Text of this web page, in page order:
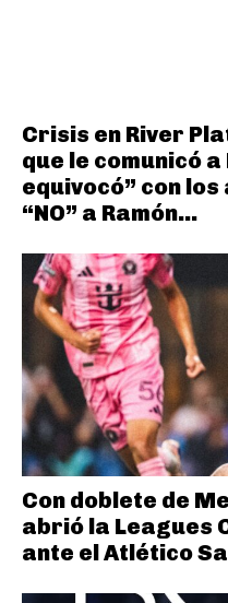
Crisis en River
que le comunicó a
equivocó” con
“NO” a Ramón...
Con doblete de
abrió la Leagues
ante el Atlético